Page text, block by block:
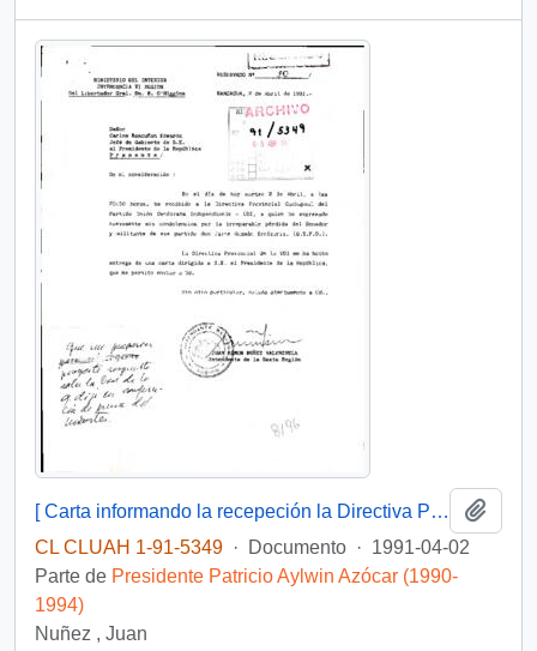
[ Carta informando la recepeción la Directiva Provincial Cachapoal del Partido Unión Demócrata Independiente UDI, habiendo presentado las respectivas condolencias por la muerte del Senador Jaime Guzmán]
CL CLUAH 1-91-5349 · Documento · 1991-04-02
Parte de Presidente Patricio Aylwin Azócar (1990-
1994)
Nuñez , Juan